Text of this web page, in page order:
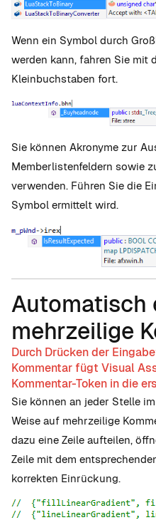
Wenn ein Symbol durch
werden kann, fahren Sie mit
Kleinbuchstaben fort.
Sie können Akronyme zur
Memberlistenfeldern sowie
verwenden. Führen Sie die
Symbol ermittelt wird.
Automatisch
mehrzeilige
Durch Drücken der
Kommentar fügt Visual
Kommentar-Token in die
Sie können an jeder Stelle
Weise auf mehrzeilige
dazu eine Zeile aufteilen,
Zeile mit dem
korrekten Einrückung.